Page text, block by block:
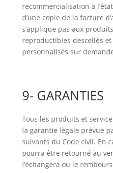
recommercialisation à
d’une copie de la facture
s’applique pas aux
reproductibles descellés
personnalisés sur
9- GARANTIES
Tous les produits et
la garantie légale prévue
suivants du Code civil. En
pourra être retourné au
l’échangera ou le